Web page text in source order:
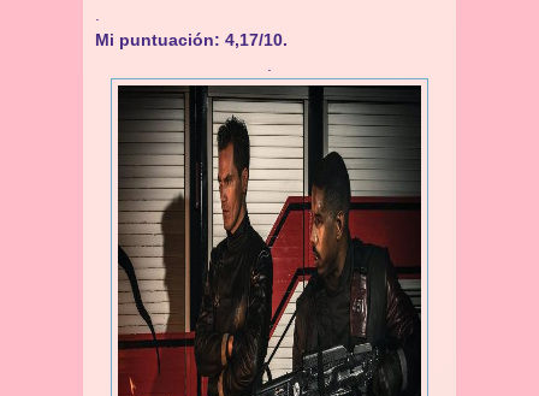
Mi puntuación: 4,17/10.